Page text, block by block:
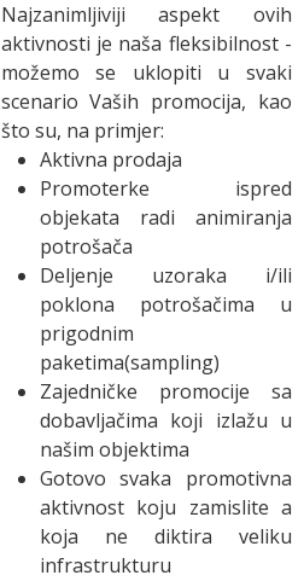
Najzanimljiviji aspekt ovih
aktivnosti je naša fleksibilnost -
možemo se uklopiti u svaki
scenario Vaših promocija, kao
što su, na primjer:
Aktivna prodaja
Promoterke ispred
objekata radi animiranja
potrošača
Deljenje uzoraka i/ili
poklona potrošačima u
prigodnim
paketima(sampling)
Zajedničke promocije sa
dobavljačima koji izlažu u
našim objektima
Gotovo svaka promotivna
aktivnost koju zamislite a
koja ne diktira veliku
infrastrukturu